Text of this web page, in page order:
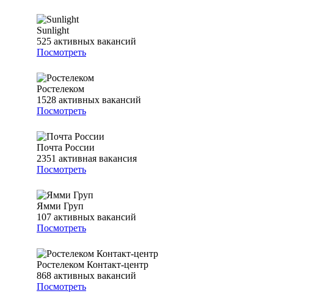
Sunlight
525 активных вакансий
Посмотреть
Ростелеком
1528 активных вакансий
Посмотреть
Почта России
2351 активная вакансия
Посмотреть
Ямми Груп
107 активных вакансий
Посмотреть
Ростелеком Контакт-центр
868 активных вакансий
Посмотреть